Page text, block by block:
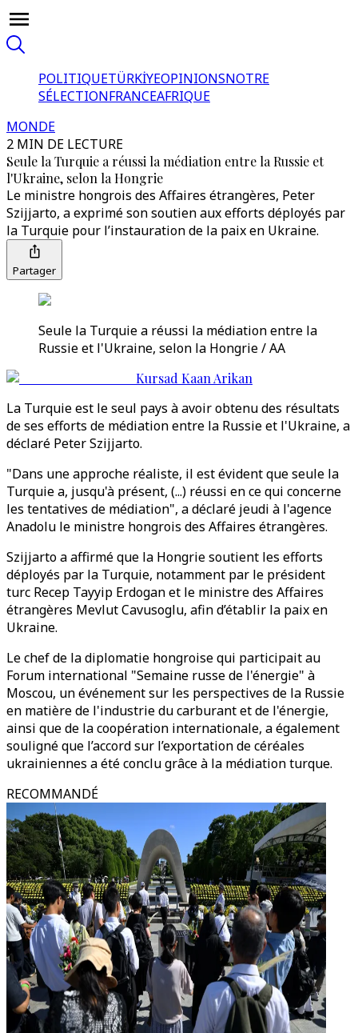
POLITIQUETÜRKİYEOPINIONSNOTRE
SÉLECTIONFRANCEAFRIQUE
MONDE
2 MIN DE LECTURE
Seule la Turquie a réussi la médiation entre la Russie et
l'Ukraine, selon la Hongrie
Le ministre hongrois des Affaires étrangères, Peter
Szijjarto, a exprimé son soutien aux efforts déployés par
la Turquie pour l’instauration de la paix en Ukraine.
Partager
Seule la Turquie a réussi la médiation entre la
Russie et l'Ukraine, selon la Hongrie / AA
Kursad Kaan Arikan
La Turquie est le seul pays à avoir obtenu des résultats
de ses efforts de médiation entre la Russie et l'Ukraine, a
déclaré Peter Szijjarto.
"Dans une approche réaliste, il est évident que seule la
Turquie a, jusqu'à présent, (...) réussi en ce qui concerne
les tentatives de médiation", a déclaré jeudi à l'agence
Anadolu le ministre hongrois des Affaires étrangères.
Szijjarto a affirmé que la Hongrie soutient les efforts
déployés par la Turquie, notamment par le président
turc Recep Tayyip Erdogan et le ministre des Affaires
étrangères Mevlut Cavusoglu, afin d’établir la paix en
Ukraine.
Le chef de la diplomatie hongroise qui participait au
Forum international "Semaine russe de l'énergie" à
Moscou, un événement sur les perspectives de la Russie
en matière de l'industrie du carburant et de l'énergie,
ainsi que de la coopération internationale, a également
souligné que l’accord sur l’exportation de céréales
ukrainiennes a été conclu grâce à la médiation turque.
RECOMMANDÉ